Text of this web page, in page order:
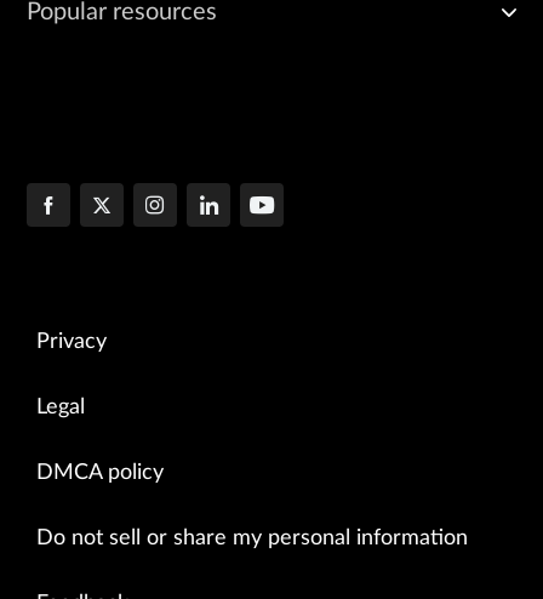
Popular resources
Privacy
Legal
DMCA policy
Do not sell or share my personal information